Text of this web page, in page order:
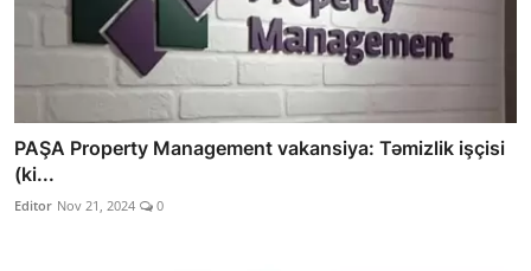
PAŞA Property Management vakansiya: Təmizlik işçisi
(ki...
Editor Nov 21, 2024 0